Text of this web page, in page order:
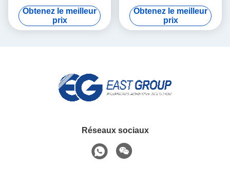
foncée pour la machine de
bandage automatique
Obtenez le meilleur
prix
PUR de bord de placage de
PVC pour des meubles
Obtenez le meilleur
prix
Réseaux sociaux